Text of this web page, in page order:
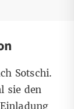
Sotschi.
sie den